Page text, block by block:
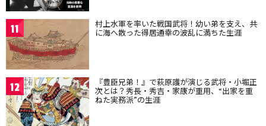
11 村上水軍を率いた戦国武将！幼い弟を支え、共
に海へ散った得居通幸の波乱に満ちた生涯
12 『豊臣兄弟！』で萩原護が演じる武将・小堀正
次とは？秀長・秀吉・家康が重用、“出家を重
ねた実務派”の生涯